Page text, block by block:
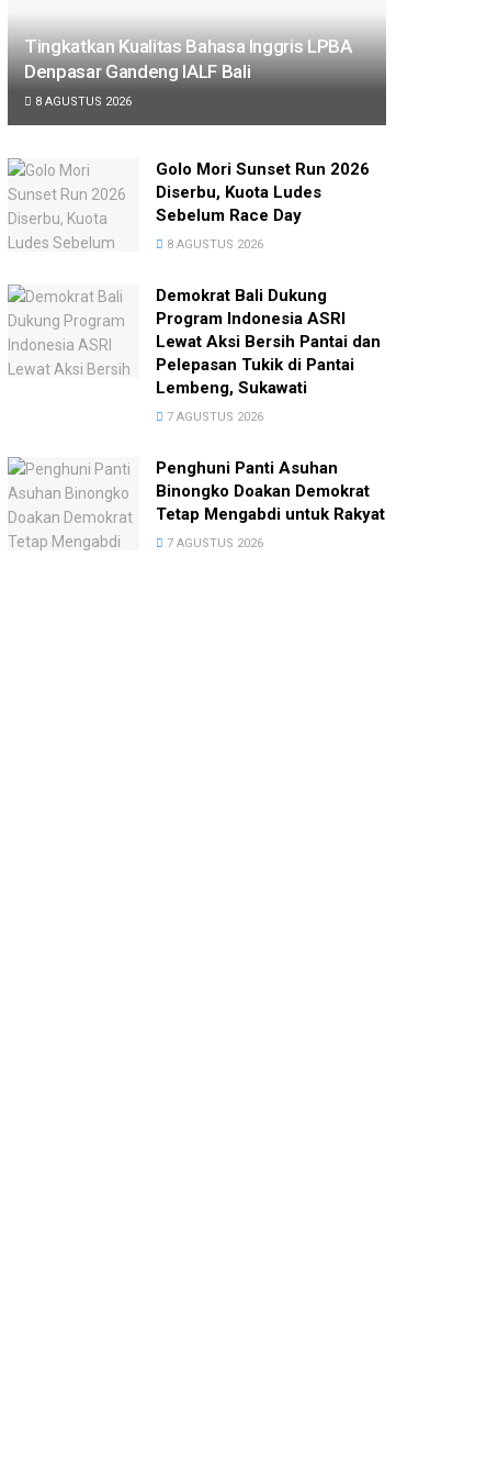
Tingkatkan Kualitas Bahasa Inggris LPBA
Denpasar Gandeng IALF Bali
8 AGUSTUS 2026
Golo Mori Sunset Run 2026
Diserbu, Kuota Ludes
Sebelum Race Day
8 AGUSTUS 2026
Demokrat Bali Dukung
Program Indonesia ASRI
Lewat Aksi Bersih Pantai dan
Pelepasan Tukik di Pantai
Lembeng, Sukawati
7 AGUSTUS 2026
Penghuni Panti Asuhan
Binongko Doakan Demokrat
Tetap Mengabdi untuk Rakyat
7 AGUSTUS 2026